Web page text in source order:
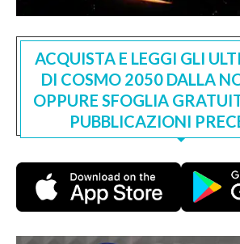
ACQUISTA E LEGGI GLI
DI COSMO 2050 DALLA
OPPURE SFOGLIA
PUBBLICAZIONI